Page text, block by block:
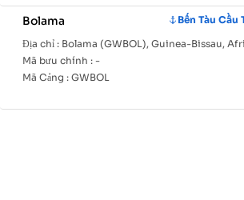
Bolama
Bến Tàu Cầu
Địa chỉ : Bolama (GWBOL), Guinea-Bissau,
Mã bưu chính : -
Mã Cảng : GWBOL